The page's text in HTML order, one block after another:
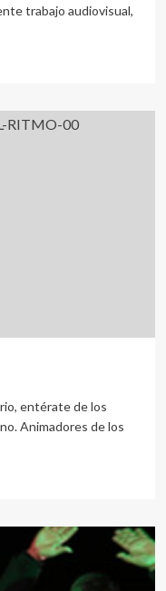
trabajo audiovisual,
entérate de los
Animadores de los